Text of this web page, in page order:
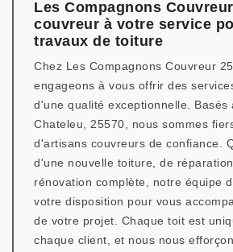
Les Compagnons
couvreur à votre service
travaux de toiture
Chez Les Compagnons Couvreur
engageons à vous offrir des
d'une qualité exceptionnelle. Basés
Chateleu, 25570, nous sommes
d'artisans couvreurs de confiance.
d'une nouvelle toiture, de
rénovation complète, notre équipe
votre disposition pour vous
de votre projet. Chaque toit est
chaque client, et nous nous